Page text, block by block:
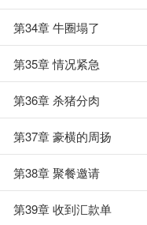
第34章 牛圈塌了
第35章 情况紧急
第36章 杀猪分肉
第37章 豪横的周扬
第38章 聚餐邀请
第39章 收到汇款单